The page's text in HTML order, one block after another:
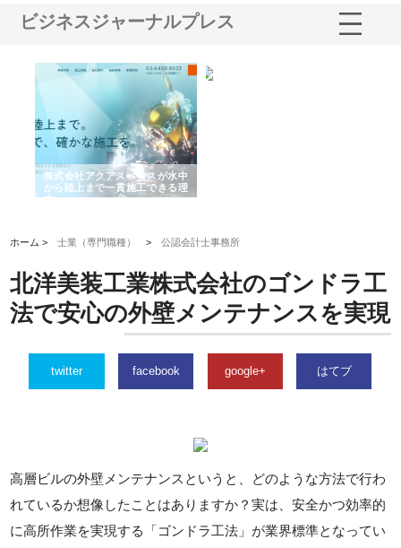
ビジネスジャーナルプレス
株式会社アクアスペースが水中
から陸上まで一貫施工できる理
由
ホーム >士業（専門職種） >公認会計士事務所
北洋美装工業株式会社のゴンドラ工
法で安心の外壁メンテナンスを実現
twitter facebook google+ はてブ
高層ビルの外壁メンテナンスというと、どのような方法で行わ
れているか想像したことはありますか？実は、安全かつ効率的
に高所作業を実現する「ゴンドラ工法」が業界標準となってい